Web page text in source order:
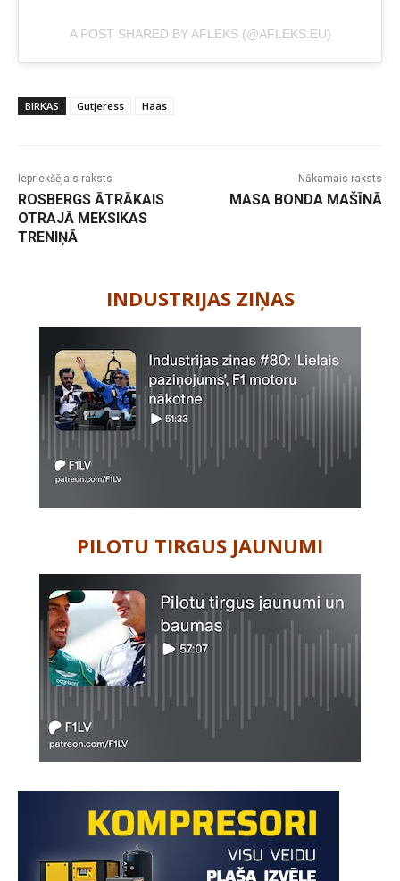
A POST SHARED BY AFLEKS (@AFLEKS.EU)
BIRKAS Gutjeress Haas
Iepriekšējais raksts
ROSBERGS ĀTRĀKAIS
OTRAJĀ MEKSIKAS
TRENIŅĀ
Nākamais raksts
MASA BONDA MAŠĪNĀ
INDUSTRIJAS ZIŅAS
PILOTU TIRGUS JAUNUMI